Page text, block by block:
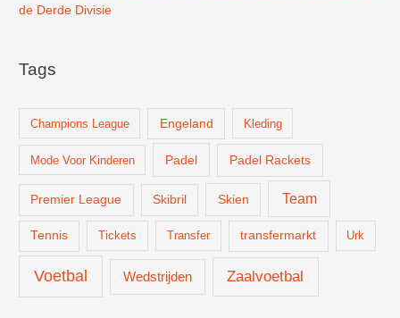
de Derde Divisie
Tags
Champions League Engeland Kleding
Mode Voor Kinderen Padel Padel Rackets
Premier League Skibril Skien Team
Tennis Tickets Transfer transfermarkt Urk
Voetbal Wedstrijden Zaalvoetbal